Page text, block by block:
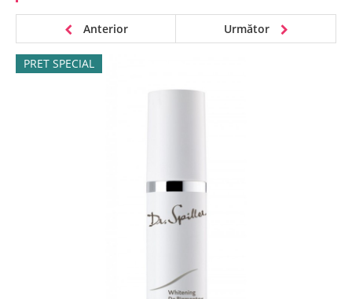
Anterior Următor
PRET SPECIAL